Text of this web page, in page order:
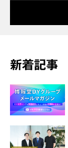
新着記事